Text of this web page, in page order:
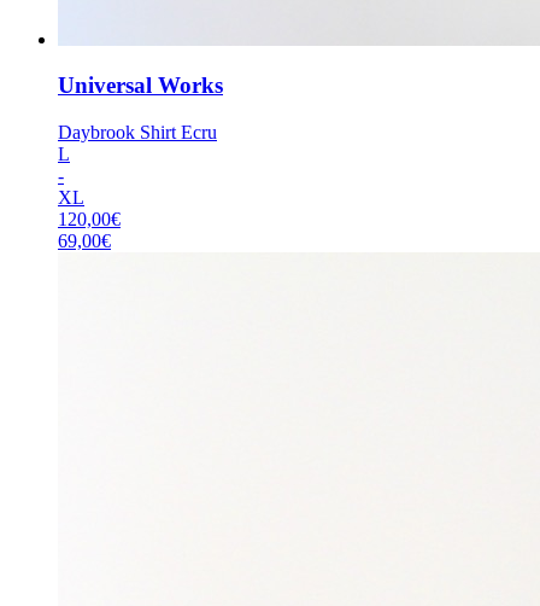
Universal Works
Daybrook Shirt Ecru
L
-
XL
120,00€
69,00€